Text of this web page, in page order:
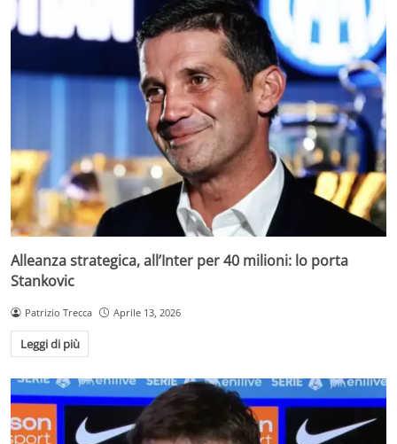
Alleanza strategica, all’Inter per 40 milioni: lo porta
Stankovic
Patrizio Trecca Aprile 13, 2026
Leggi di più